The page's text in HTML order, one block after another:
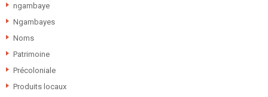
ngambaye
Ngambayes
Noms
Patrimoine
Précoloniale
Produits locaux